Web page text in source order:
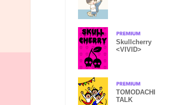
Skullcherry
<VIVID>
TOMODACHI
TALK